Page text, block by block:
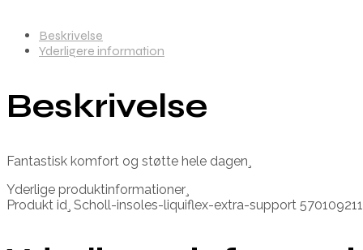
Beskrivelse
Yderligere information
Beskrivelse
Fantastisk komfort og støtte hele dagen¸
Yderlige produktinformationer¸
Produkt id¸ Scholl-insoles-liquiflex-extra-support